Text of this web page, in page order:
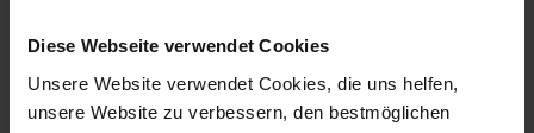
Diese Webseite verwendet Cookies
Unsere Website verwendet Cookies, die uns helfen,
unsere Website zu verbessern, den bestmöglichen
courant commut. 3A (charge
ohmique):
Puissance de commutation max.
90 W